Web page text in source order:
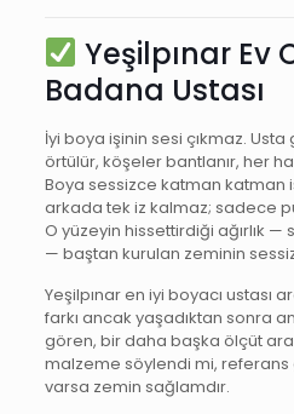
Yeşilpınar Ev
Badana Ustası
İyi boya işinin sesi çıkmaz.
örtülür, köşeler bantlanır, her
Boya sessizce katman katman
arkada tek iz kalmaz; sadece
O yüzeyin hissettirdiği ağırlık —
— baştan kurulan zeminin sessiz
Yeşilpınar en iyi boyacı ustası
farkı ancak yaşadıktan sonra
gören, bir daha başka ölçüt
malzeme söylendi mi,
varsa zemin sağlamdır.